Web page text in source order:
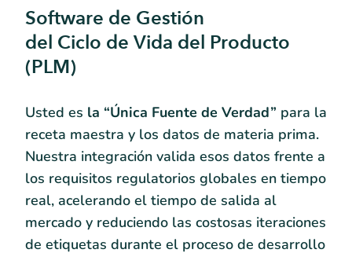
Software de Gestión
del Ciclo de Vida del Producto
(PLM)
Usted es la “Única Fuente de Verdad” para la
receta maestra y los datos de materia prima.
Nuestra integración valida esos datos frente a
los requisitos regulatorios globales en tiempo
real, acelerando el tiempo de salida al
mercado y reduciendo las costosas iteraciones
de etiquetas durante el proceso de desarrollo